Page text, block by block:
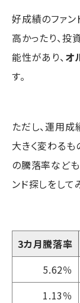
好成績のファン
高かったり、
能性があり、オ
す。
ただし、運用
大きく変わるも
の騰落率など
ンド探しをして
3カ月騰落率
5.62％
1.13％